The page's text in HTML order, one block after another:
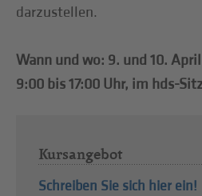
darzustellen.
Wann und wo: 9. und 10.
9:00 bis 17:00 Uhr, im hds-
Kursangebot
Schreiben Sie sich hier ein!